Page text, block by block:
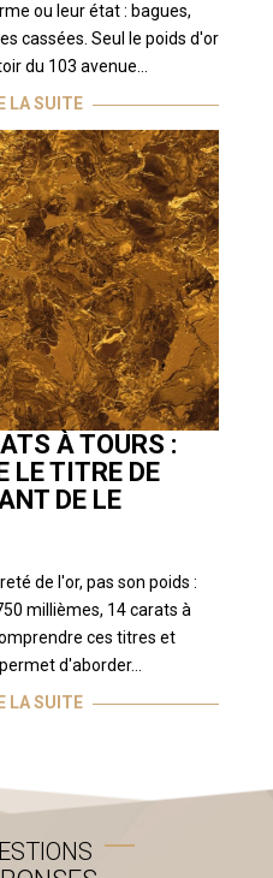
ou leur état : bagues,
cassées. Seul le poids d'or
du 103 avenue...
LA SUITE
À TOURS :
LE TITRE DE
DE LE
de l'or, pas son poids :
millièmes, 14 carats à
ces titres et
d'aborder...
LA SUITE